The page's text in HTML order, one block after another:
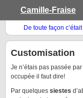
Camille-Fraise
De toute façon
sur 2 …
Customisation
Je n’étais pas passée
occupée il faut dire!
Par quelques siestes